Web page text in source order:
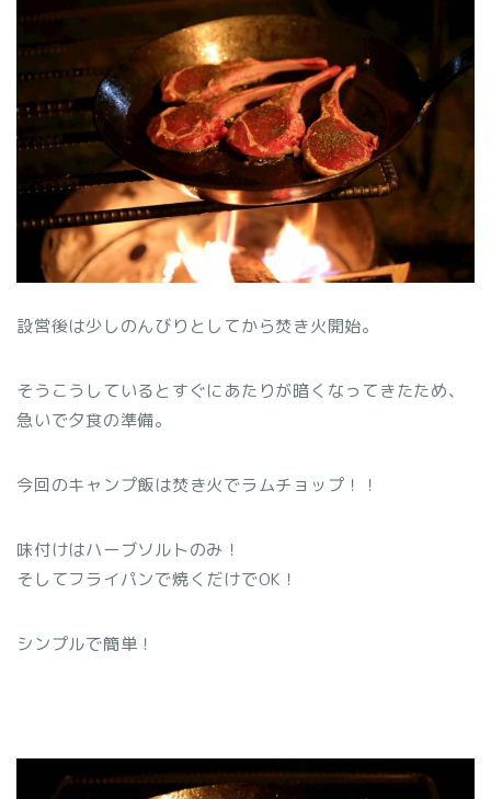
設営後は少しのんびりとしてから焚き火開始。
そうこうしているとすぐにあたりが暗くなってきたため、
急いで夕食の準備。
今回のキャンプ飯は焚き火でラムチョップ！！
味付けはハーブソルトのみ！
そしてフライパンで焼くだけでOK！
シンプルで簡単！